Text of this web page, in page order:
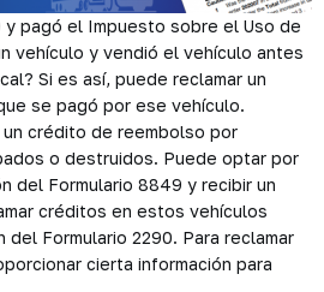
y pagó el Impuesto sobre el Uso de
vehículo y vendió el vehículo antes
Si es así, puede reclamar un
se pagó por ese vehículo.
un crédito de reembolso por
o destruidos. Puede optar por
del Formulario 8849 y recibir un
créditos en estos vehículos
Formulario 2290. Para reclamar
cierta información para